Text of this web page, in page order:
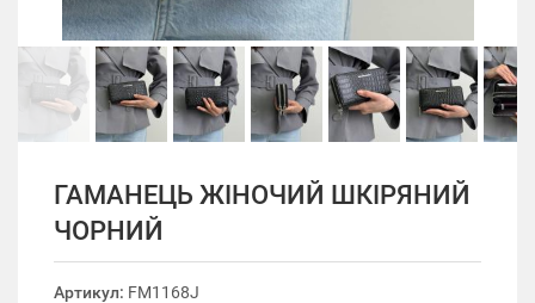
ГАМАНЕЦЬ ЖІНОЧИЙ ШКІРЯНИЙ
ЧОРНИЙ
Артикул: FM1168J